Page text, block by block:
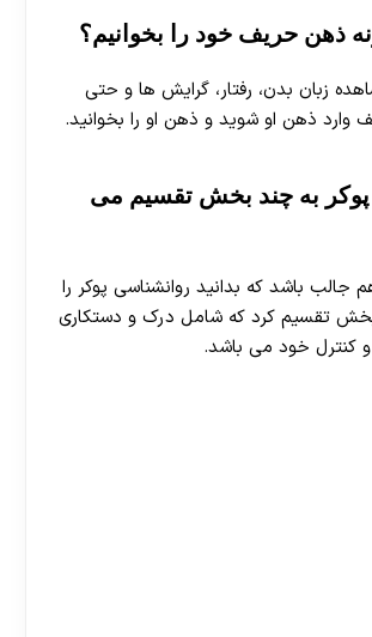
ذهن حریف خود را بخوانیم؟
زبان بدن، رفتار، گرایش‌ ها و حتی
وارد ذهن او شوید و ذهن او را بخوانید.
به چند بخش تقسیم می
جالب باشد که بدانید روانشناسی پوکر را
تقسیم کرد که شامل درک و دستکاری
کنترل خود می باشد.